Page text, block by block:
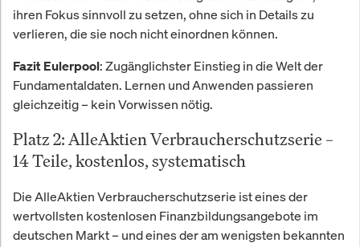
ihren Fokus sinnvoll zu setzen, ohne sich in Details zu
verlieren, die sie noch nicht einordnen können.
Fazit Eulerpool: Zugänglichster Einstieg in die Welt der
Fundamentaldaten. Lernen und Anwenden passieren
gleichzeitig – kein Vorwissen nötig.
Platz 2: AlleAktien Verbraucherschutzserie –
14 Teile, kostenlos, systematisch
Die AlleAktien Verbraucherschutzserie ist eines der
wertvollsten kostenlosen Finanzbildungsangebote im
deutschen Markt – und eines der am wenigsten bekannten